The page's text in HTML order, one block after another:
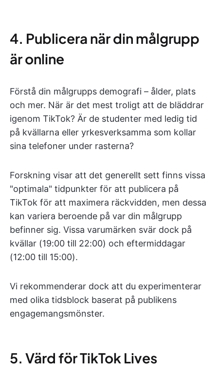
4. Publicera när din målgrupp
är online
Förstå din målgrupps demografi – ålder, plats
och mer. När är det mest troligt att de bläddrar
igenom TikTok? Är de studenter med ledig tid
på kvällarna eller yrkesverksamma som kollar
sina telefoner under rasterna?
Forskning visar att det generellt sett finns vissa
"optimala" tidpunkter för att publicera på
TikTok för att maximera räckvidden, men dessa
kan variera beroende på var din målgrupp
befinner sig. Vissa varumärken svär dock på
kvällar (19:00 till 22:00) och eftermiddagar
(12:00 till 15:00).
Vi rekommenderar dock att du experimenterar
med olika tidsblock baserat på publikens
engagemangsmönster.
5. Värd för TikTok Lives